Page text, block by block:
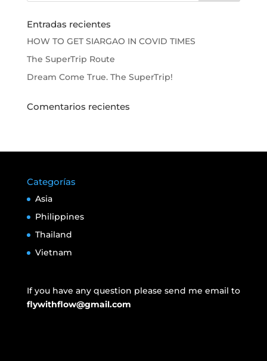
Entradas recientes
HOW TO GET SIARGAO IN COVID TIMES
The SuperTrip Route
Dream Come True. The SuperTrip!
Comentarios recientes
Categorías
Asia
Philippines
Thailand
Vietnam
If you have any question please send me email to
flywithflow@gmail.com